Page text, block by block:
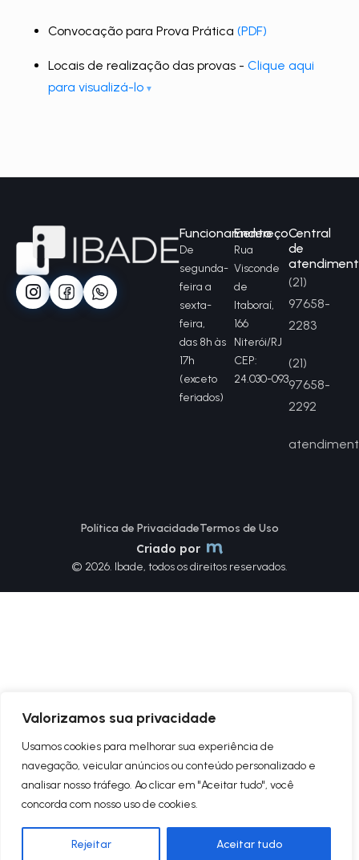
Valorizamos sua privacidade
Usamos cookies para melhorar sua experiência de
navegação, veicular anúncios ou conteúdo personalizado e
analisar nosso tráfego. Ao clicar em "Aceitar tudo", você
concorda com nosso uso de cookies.
Rejeitar Aceitar tudo
Convocação para Prova Prática (PDF)
Locais de realização das provas - Clique aqui
para visualizá-lo
Funcionamento
De
segunda-
feira a
sexta-
feira,
das 8h às
17h
(exceto
feriados)
Endereço
Rua
Visconde
de
Itaboraí,
166
Niterói/RJ
CEP:
24.030-093
Central
de
(21)
97658-
2283
(21)
97658-
2292
© 2026. Ibade, todos os direitos reservados.
Política de PrivacidadeTermos de Uso
Criado por